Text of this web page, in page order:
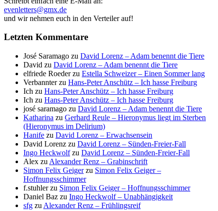
evenletters@gmx.de
und wir nehmen euch in den Verteiler auf!
Letzten Kommentare
José Saramago zu David Lorenz – Adam benennt die Tiere
David zu David Lorenz – Adam benennt die Tiere
elfriede Roederzu Estella Schweizer – Einen Sommer lang
Verbannterzu Hans-Peter Anschütz – Ich hasse Freiburg
Ich zu Hans-Peter Anschütz – Ich hasse Freiburg
Ich zu Hans-Peter Anschütz – Ich hasse Freiburg
josé saramago zu David Lorenz – Adam benennt die Tiere
Katharina zu Gerhard Reule – Hieronymus liegt im Sterben
(Hieronymus im Delirium)
Hanife zu David Lorenz – Erwachsensein
David Lorenz zu David Lorenz – Sünden-Freier-Fall
Ingo Heckwolfzu David Lorenz – Sünden-Freier-Fall
Alex zu Alexander Renz – Grabinschrift
Simon Felix Geigerzu Simon Felix Geiger –
Hoffnungsschimmer
f.stuhlerzu Simon Felix Geiger – Hoffnungsschimmer
Daniel Baz zu Ingo Heckwolf – Unabhängigkeit
sfg zu Alexander Renz – Frühlingsreif